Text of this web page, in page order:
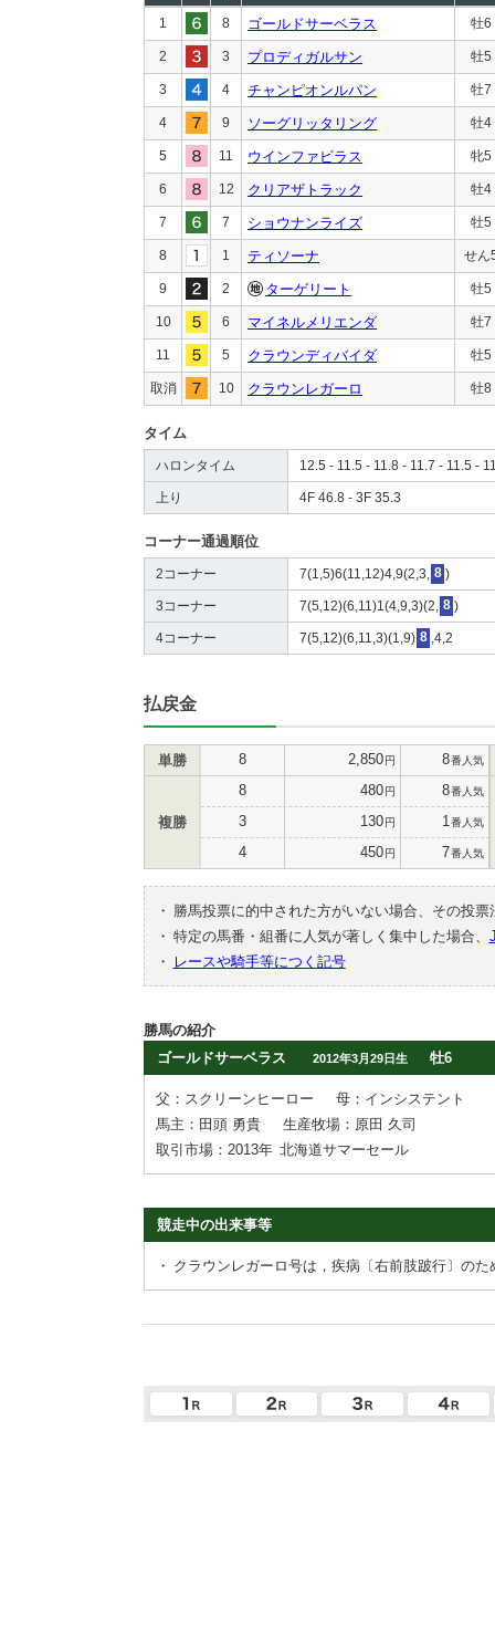
1 8 ゴールドサーベラス 牡6
2 3 プロディガルサン 牡5
3 4 チャンピオンルパン 牡7
4 9 ソーグリッタリング 牡4
5 11 ウインファビラス 牝5
6 12 クリアザトラック 牡4
7 7 ショウナンライズ 牡5
8 1 ティソーナ せん
9 2 ターゲリート 牡5
10 6 マイネルメリエンダ 牡7
11 5 クラウンディバイダ 牡5
取消 10 クラウンレガーロ 牡8
タイム
ハロンタイム 12.5 - 11.5 - 11.8 - 11.7 - 11.5 -
上り 4F 46.8 - 3F 35.3
コーナー通過順位
2コーナー 7(1,5)6(11,12)4,9(2,3, 8 )
3コーナー 7(5,12)(6,11)1(4,9,3)(2, 8 )
4コーナー 7(5,12)(6,11,3)(1,9) 8 ,4,2
払戻金
単勝 8 2,850円 8番人気
複勝
8 480円 8番人気
3 130円 1 番人気
4 450円 7番人気
・
勝馬投票に的中された方がいない場合、その投
・ 特定の馬番・組番に人気が著しく集中した場合、
・
レースや騎手等につく記号
勝馬の紹介
ゴールドサーベラス
2012年3月29日生 牡6
父：スクリーンヒーロー
母：インシステント
馬主：田頭 勇貴
生産牧場：原田 久司
取引市場：2013年 北海道サマーセール
競走中の出来事等
・ クラウンレガーロ号は，疾病〔右前肢跛行〕のた